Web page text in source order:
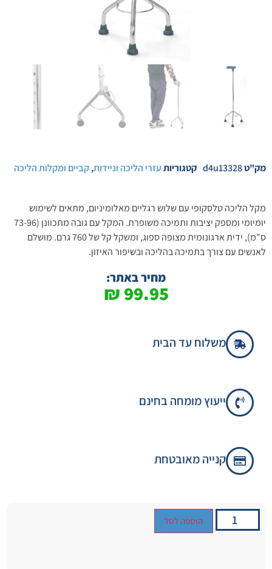
מק"טd4u13328 קטגוריותעזרי הליכה וניידות,קביים ומקלות הליכה
מקל הליכה טלסקופי עם שלוש רגליים מאלומיניום, מתאים לשימוש
יומיומי ומספק יציבות ותמיכה משופרת. המקל עם גובה מתכוונן (73-96
ס"מ), ידית ארגונומית מצופה ספוג, ומשקל קל של 760 גרם. מושלם
לאנשים עם צורך בתמיכה בהליכה ובשיפור האיזון.
מחיר באתר:
99.95
₪
משלוח עד הבית
ייעוץ מומחה בחינם
קנייה מאובטחת
הוספה לסל